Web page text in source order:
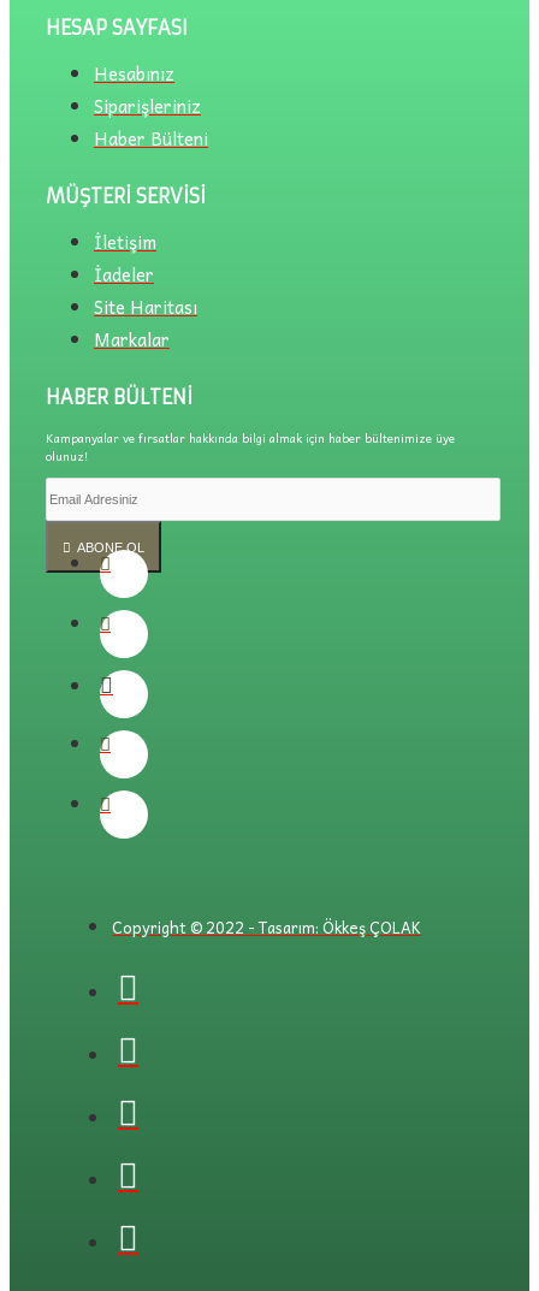
HESAP SAYFASI
Hesabınız
Siparişleriniz
Haber Bülteni
MÜŞTERI SERVISI
İletişim
İadeler
Site Haritası
Markalar
HABER BÜLTENI
Kampanyalar ve fırsatlar hakkında bilgi almak için haber bültenimize üye
olunuz!
ABONE OL
Copyright © 2022 - Tasarım: Ökkeş ÇOLAK